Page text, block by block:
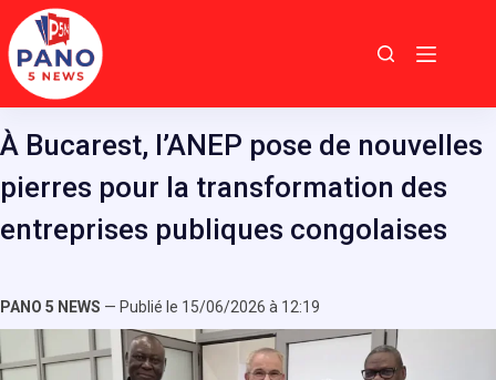
Passer
au
contenu
À Bucarest, l’ANEP pose de nouvelles
pierres pour la transformation des
entreprises publiques congolaises
PANO 5 NEWS — Publié le 15/06/2026 à 12:19